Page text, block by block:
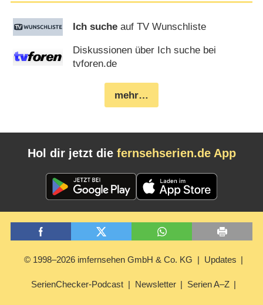
Ich suche auf TV Wunschliste
Diskussionen über Ich suche bei
tvforen.de
mehr…
Hol dir jetzt die fernsehserien.de App
© 1998–2026 imfernsehen GmbH & Co. KG Updates
SerienChecker-Podcast Newsletter Serien A–Z